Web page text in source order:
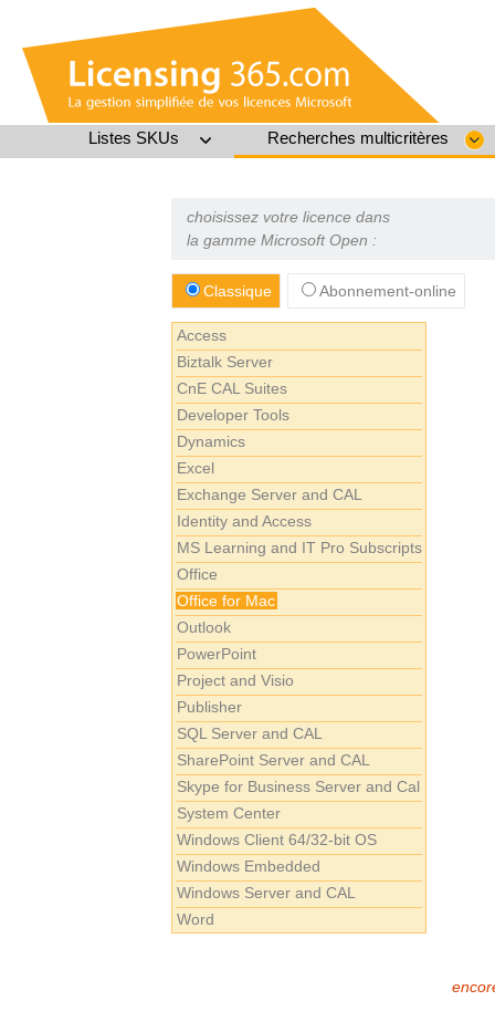
Listes SKUs Recherches multicritères
choisissez votre licence dans
la gamme Microsoft Open :
Classique Abonnement-online
Access
Biztalk Server
CnE CAL Suites
Developer Tools
Dynamics
Excel
Exchange Server and CAL
Identity and Access
MS Learning and IT Pro Subscripts
Office
Office for Mac
Outlook
PowerPoint
Project and Visio
Publisher
SQL Server and CAL
SharePoint Server and CAL
Skype for Business Server and Cal
System Center
Windows Client 64/32-bit OS
Windows Embedded
Windows Server and CAL
Word